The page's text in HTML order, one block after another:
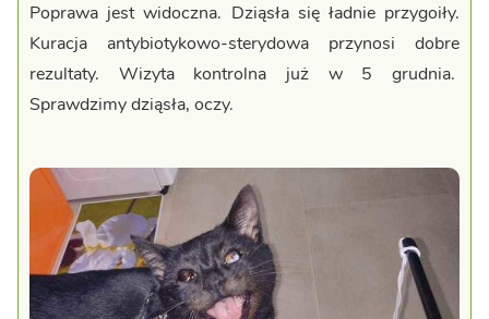
Poprawa jest widoczna. Dziąsła się ładnie przygoiły.
Kuracja antybiotykowo-sterydowa przynosi dobre
rezultaty. Wizyta kontrolna już w 5 grudnia.
Sprawdzimy dziąsła, oczy.